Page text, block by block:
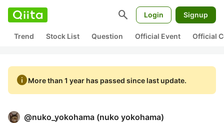
search Login Signup
Trend Stock List Question Official Event Official
infoMore than 1 year has passed since last update.
@nuko_yokohama (nuko yokohama)